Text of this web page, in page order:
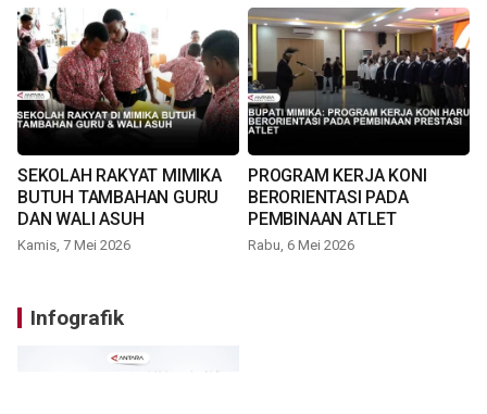
SEKOLAH RAKYAT MIMIKA
BUTUH TAMBAHAN GURU
DAN WALI ASUH
Kamis, 7 Mei 2026
PROGRAM KERJA KONI
BERORIENTASI PADA
PEMBINAAN ATLET
Rabu, 6 Mei 2026
Infografik